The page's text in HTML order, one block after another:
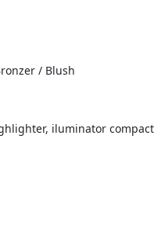
/ Blush
, iluminator compact